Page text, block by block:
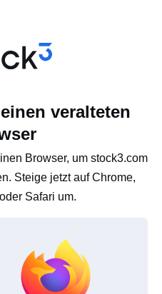
veralteten
Browser, um stock3.com
Steige jetzt auf Chrome,
Safari um.